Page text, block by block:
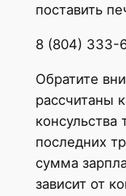
поставить
8 (804) 333-
Обратите
рассчитаны
консульства
последних
сумма
зависит от